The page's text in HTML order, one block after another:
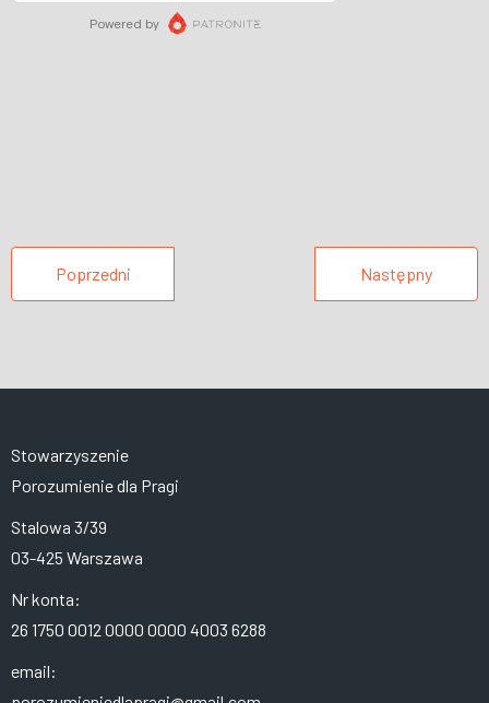
Poprzedni Następny
Stowarzyszenie
Porozumienie dla Pragi
Stalowa 3/39
03-425 Warszawa
Nr konta:
26 1750 0012 0000 0000 4003 6288
email: